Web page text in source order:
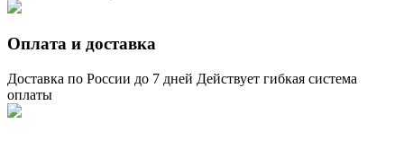
Оплата и доставка
Доставка по России до 7 дней Действует гибкая система
оплаты